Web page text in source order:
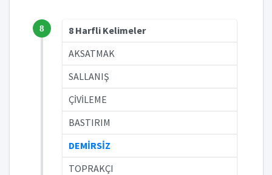
8
8 Harfli Kelimeler
AKSATMAK
SALLANIŞ
ÇİVİLEME
BASTIRIM
DEMİRSİZ
TOPRAKÇI